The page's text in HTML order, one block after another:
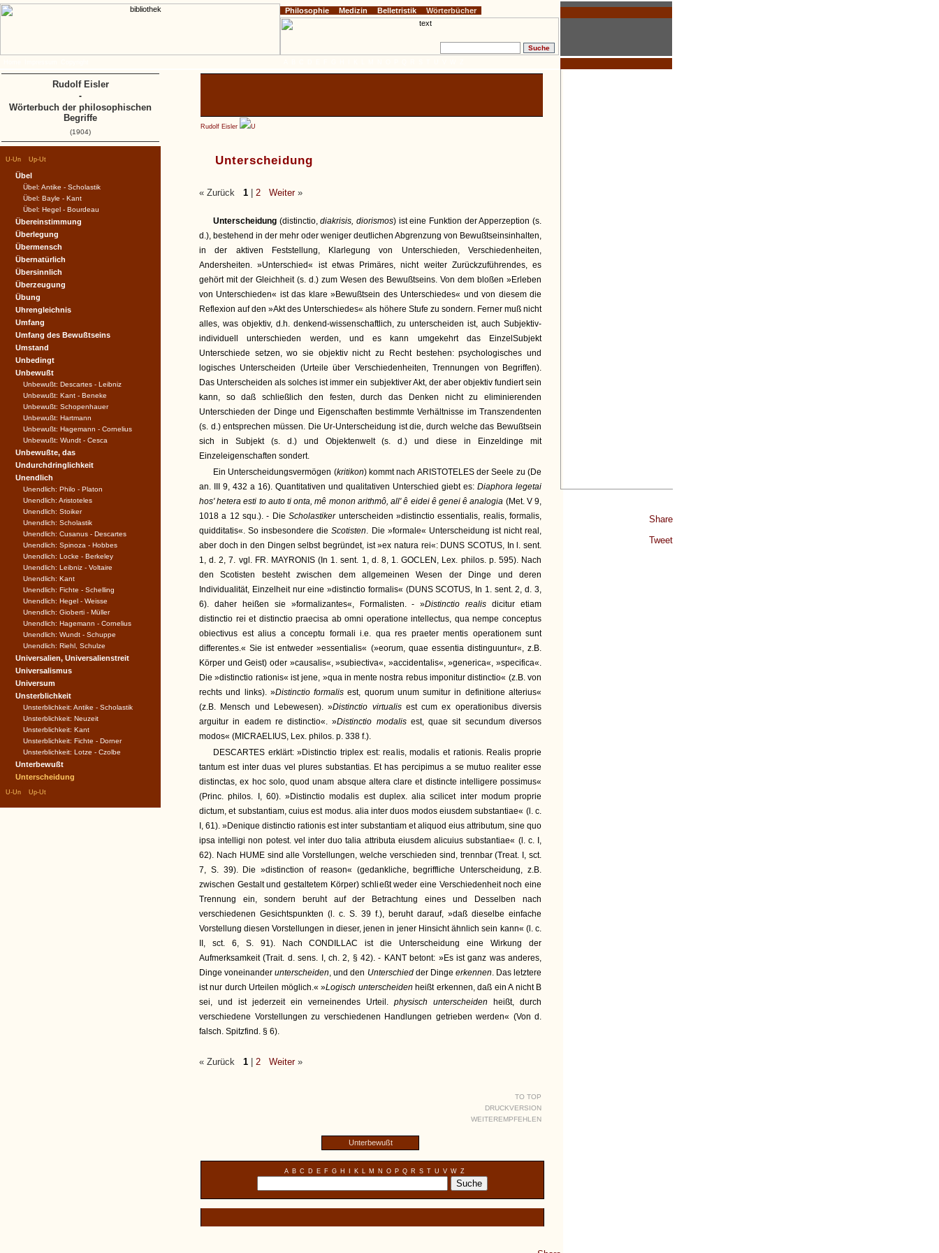
Share
Tweet
Rudolf Eisler U
Unterscheidung
« Zurück 1 2 Weiter»
Unterscheidung (distinctio,diakrisis, diorismos) ist eine Funktion der Apperzeption (s.
d.), bestehend in der mehr oder weniger deutlichen Abgrenzung von Bewußtseinsinhalten,
in der aktiven Feststellung, Klarlegung von Unterschieden, Verschiedenheiten,
Andersheiten. »Unterschied« ist etwas Primäres, nicht weiter Zurückzuführendes, es
gehört mit der Gleichheit (s. d.) zum Wesen des Bewußtseins. Von dem bloßen »Erleben
von Unterschieden« ist das klare »Bewußtsein des Unterschiedes« und von diesem die
Reflexion auf den »Akt des Unterschiedes« als höhere Stufe zu sondern. Ferner muß nicht
alles, was objektiv, d.h. denkend-wissenschaftlich, zu unterscheiden ist, auch Subjektiv-
individuell unterschieden werden, und es kann umgekehrt das EinzelSubjekt
Unterschiede setzen, wo sie objektiv nicht zu Recht bestehen: psychologisches und
logisches Unterscheiden (Urteile über Verschiedenheiten, Trennungen von Begriffen).
Das Unterscheiden als solches ist immer ein subjektiver Akt, der aber objektiv fundiert sein
kann, so daß schließlich den festen, durch das Denken nicht zu eliminierenden
Unterschieden der Dinge und Eigenschaften bestimmte Verhältnisse im Transzendenten
(s. d.) entsprechen müssen. Die Ur-Unterscheidung ist die, durch welche das Bewußtsein
sich in Subjekt (s. d.) und Objektenwelt (s. d.) und diese in Einzeldinge mit
Einzeleigenschaften sondert.
Ein Unterscheidungsvermögen (kritikon) kommt nach ARISTOTELES der Seele zu (De
an. III 9, 432 a 16). Quantitativen und qualitativen Unterschied giebt es: Diaphora legetai
hos' hetera esti to auto ti onta, mê monon arithmô, all' ê eidei ê genei ê analogia (Met. V 9,
1018 a 12 squ.). - DieScholastiker unterscheiden »distinctio essentialis, realis, formalis,
quidditatis«. So insbesondere dieScotisten. Die »formale« Unterscheidung ist nicht real,
aber doch in den Dingen selbst begründet, ist »ex natura rei«: DUNS SCOTUS, In l. sent.
1, d. 2, 7. vgl. FR. MAYRONIS (In 1. sent. 1, d. 8, 1. GOCLEN, Lex. philos. p. 595). Nach
den Scotisten besteht zwischen dem allgemeinen Wesen der Dinge und deren
Individualität, Einzelheit nur eine »distinctio formalis« (DUNS SCOTUS, In 1. sent. 2, d. 3,
6). daher heißen sie »formalizantes«, Formalisten. - »Distinctio realisdicitur etiam
distinctio rei et distinctio praecisa ab omni operatione intellectus, qua nempe conceptus
obiectivus est alius a conceptu formali i.e. qua res praeter mentis operationem sunt
differentes.« Sie ist entweder »essentialis« (»eorum, quae essentia distinguuntur«, z.B.
Körper und Geist) oder »causalis«, »subiectiva«, »accidentalis«, »generica«, »specifica«.
Die »distinctio rationis« ist jene, »qua in mente nostra rebus imponitur distinctio« (z.B. von
rechts und links). »Distinctio formalisest, quorum unum sumitur in definitione alterius«
(z.B. Mensch und Lebewesen). »Distinctio virtualis est cum ex operationibus diversis
arguitur in eadem re distinctio«. »Distinctio modalis est, quae sit secundum diversos
modos« (MICRAELIUS, Lex. philos. p. 338 f.).
DESCARTES erklärt: »Distinctio triplex est: realis, modalis et rationis. Realis proprie
tantum est inter duas vel plures substantias. Et has percipimus a se mutuo realiter esse
distinctas, ex hoc solo, quod unam absque altera clare et distincte intelligere possimus«
(Princ. philos. I, 60). »Distinctio modalis est duplex. alia scilicet inter modum proprie
dictum, et substantiam, cuius est modus. alia inter duos modos eiusdem substantiae« (l. c.
I, 61). »Denique distinctio rationis est inter substantiam et aliquod eius attributum, sine quo
ipsa intelligi non potest. vel inter duo talia attributa eiusdem alicuius substantiae« (l. c. I,
62). Nach HUME sind alle Vorstellungen, welche verschieden sind, trennbar (Treat. I, sct.
7, S. 39). Die »distinction of reason« (gedankliche, begriffliche Unterscheidung, z.B.
zwischen Gestalt und gestaltetem Körper) schließt weder eine Verschiedenheit noch eine
Trennung ein, sondern beruht auf der Betrachtung eines und Desselben nach
verschiedenen Gesichtspunkten (l. c. S. 39 f.), beruht darauf, »daß dieselbe einfache
Vorstellung diesen Vorstellungen in dieser, jenen in jener Hinsicht ähnlich sein kann« (l. c.
II, sct. 6, S. 91). Nach CONDILLAC ist die Unterscheidung eine Wirkung der
Aufmerksamkeit (Trait. d. sens. I, ch. 2, § 42). - KANT betont: »Es ist ganz was anderes,
Dinge voneinanderunterscheiden, und den Unterschied der Dinge erkennen. Das letztere
ist nur durch Urteilen möglich.« »Logisch unterscheiden heißt erkennen, daß ein A nicht B
sei, und ist jederzeit ein verneinendes Urteil. physisch unterscheiden heißt, durch
verschiedene Vorstellungen zu verschiedenen Handlungen getrieben werden« (Von d.
falsch. Spitzfind. § 6).
« Zurück 1 2 Weiter»
TO TOP
DRUCKVERSION
WEITEREMPFEHLEN
Unterbewußt
A B C D E F G H K L M N O P Q R S T U V W Z
U-Un Up-Ut
Übel
Übel: Antike - Scholastik
Übel: Bayle - Kant
Übel: Hegel - Bourdeau
Übereinstimmung
Überlegung
Übermensch
Übernatürlich
Übersinnlich
Überzeugung
Übung
Uhrengleichnis
Umfang
Umfang des Bewußtseins
Umstand
Unbedingt
Unbewußt
Unbewußt: Descartes - Leibniz
Unbewußt: Kant - Beneke
Unbewußt: Schopenhauer
Unbewußt: Hartmann
Unbewußt: Hagemann - Cornelius
Unbewußt: Wundt - Cesca
Unbewußte, das
Undurchdringlichkeit
Unendlich
Unendlich: Philo - Platon
Unendlich: Aristoteles
Unendlich: Stoiker
Unendlich: Scholastik
Unendlich: Cusanus - Descartes
Unendlich: Spinoza - Hobbes
Unendlich: Locke - Berkeley
Unendlich: Leibniz - Voltaire
Unendlich: Kant
Unendlich: Fichte - Schelling
Unendlich: Hegel - Weisse
Unendlich: Gioberti - Müller
Unendlich: Hagemann - Cornelius
Unendlich: Wundt - Schuppe
Unendlich: Riehl, Schulze
Universalien, Universalienstreit
Universalismus
Universum
Unsterblichkeit
Unsterblichkeit: Antike - Scholastik
Unsterblichkeit: Neuzeit
Unsterblichkeit: Kant
Unsterblichkeit: Fichte - Dorner
Unsterblichkeit: Lotze - Czolbe
Unterbewußt
Unterscheidung
U-Un Up-Ut
Philosophie Medizin Belletristik Wörterbücher
Rudolf Eisler
-
Wörterbuch der philosophischen
Begriffe
(1904)